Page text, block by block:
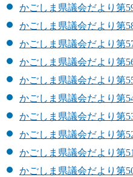
かごしま県議会だより第
かごしま県議会だより第
かごしま県議会だより第
かごしま県議会だより第
かごしま県議会だより第
かごしま県議会だより第
かごしま県議会だより第
かごしま県議会だより第
かごしま県議会だより第
かごしま県議会だより第